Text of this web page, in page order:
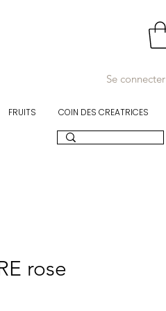
Se connecter
FRUITS COIN DES CREATRICES
rose